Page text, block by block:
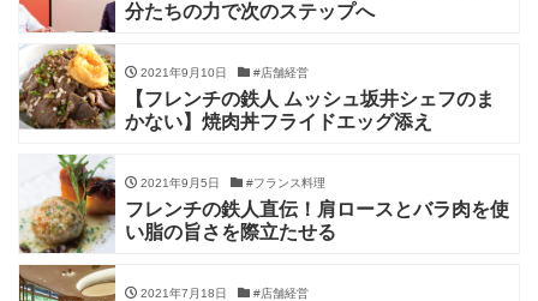
分たちの力で次のステップへ
2021年9月10日 #店舗経営
【フレンチの鉄人 ムッシュ坂井シェフのま
かない】焼肉丼フライドエッグ添え
2021年9月5日 #フランス料理
フレンチの鉄人直伝！肩ロースとバラ肉を使
い脂の旨さを際立たせる
2021年7月18日 #店舗経営